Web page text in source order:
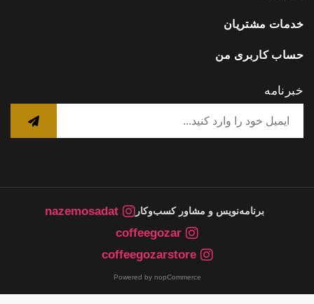
خدمات مشتریان
حساب کاربری من
خبرنامه
برنامه‌نویس و مشاور کسب‌وکار
nazemosadat
coffeegozar
coffeegozarstore
Powered by nopCommerce